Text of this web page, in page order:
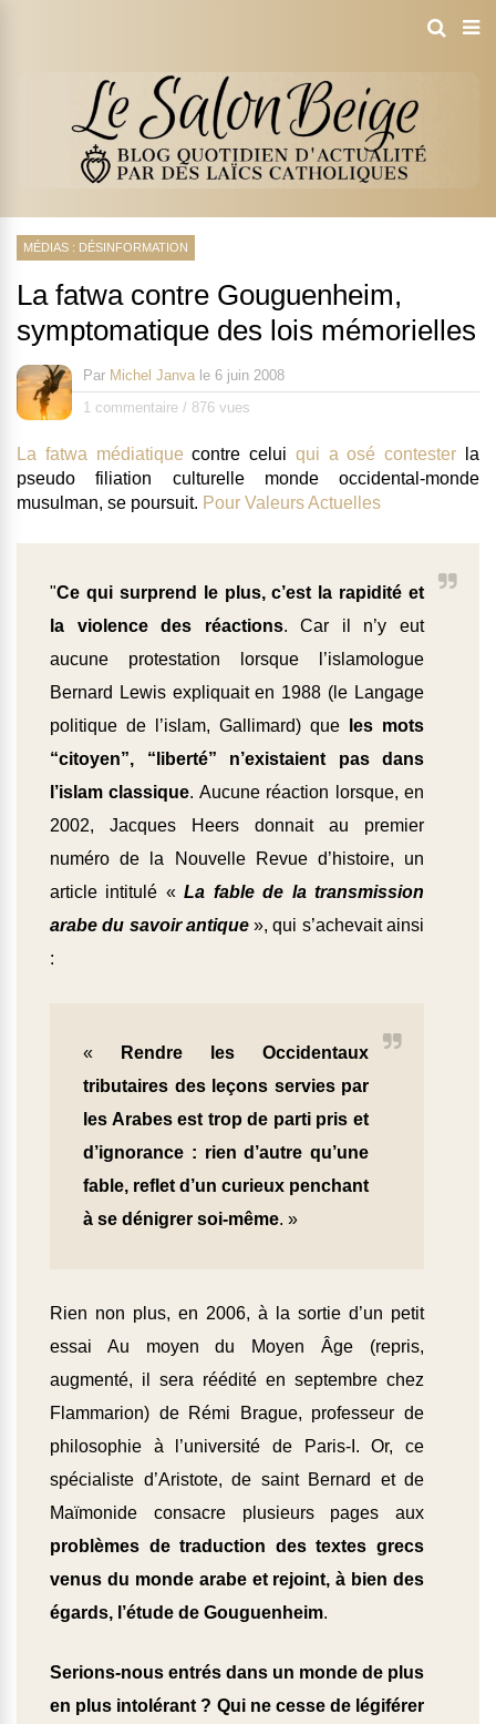
MÉDIAS : DÉSINFORMATION
La fatwa contre Gouguenheim,
symptomatique des lois mémorielles
Par Michel Janva le 6 juin 2008
1 commentaire / 876 vues
La fatwa médiatique contre celui qui a osé contester la
pseudo filiation culturelle monde occidental-monde
musulman, se poursuit. Pour Valeurs Actuelles
"Ce qui surprend le plus, c’est la rapidité et
la violence des réactions. Car il n’y eut
aucune protestation lorsque l’islamologue
Bernard Lewis expliquait en 1988 (le Langage
politique de l’islam, Gallimard) que
les mots
“citoyen”, “liberté” n’existaient pas dans
l’islam classique. Aucune réaction lorsque, en
2002, Jacques Heers donnait au premier
numéro de la Nouvelle Re­vue d’histoire, un
article intitulé «La fable de la transmission
arabe du savoir antique», qui s’achevait ainsi
:
«
Rendre les Occidentaux
tributaires des leçons servies par
les Arabes est trop de parti pris et
d’ignorance : rien d’autre qu’une
fable, reflet d’un curieux penchant
à se déni­grer soi-même. »
Rien non plus, en 2006, à la sortie d’un petit
essai Au moyen du Moyen Âge (repris,
augmenté, il sera réédité en septembre chez
Flammarion) de Rémi Brague, professeur de
philosophie à l’université de Paris-I. Or, ce
spécialiste d’Aristote, de saint Bernard et de
Maïmonide consacre plusieurs pages aux
problèmes de traduction des textes grecs
venus du monde arabe et rejoint, à bien des
égards, l’étude de Gouguenheim.
Serions-nous entrés dans un monde de plus
en plus intolérant ? Qui ne cesse de légiférer